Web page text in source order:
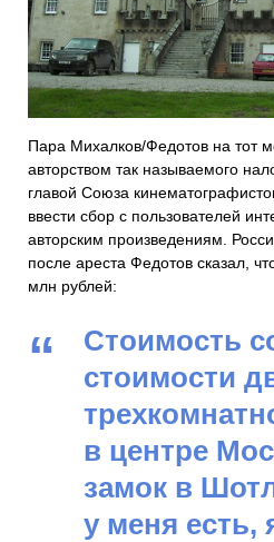
Пара Михалков/Федотов на тот
авторством так называемого
главой Союза
ввести сбор с пользователей
авторским произведениям.
после ареста Федотов сказал,
млн рублей:
Стоимость
стоимости
в центре
замок в
у меня есть,